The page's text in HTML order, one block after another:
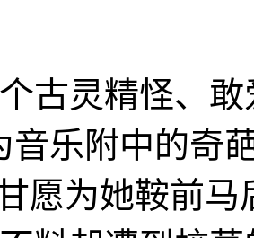
古灵精怪、
音乐附中的奇
愿为她鞍前